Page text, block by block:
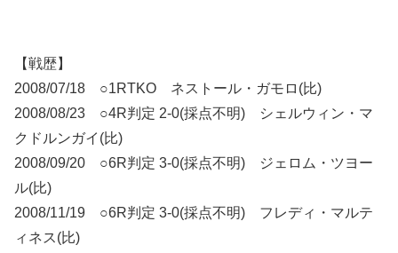
【戦歴】
2008/07/18 ○1RTKO ネストール・ガモロ(比)
2008/08/23 ○4R判定 2-0(採点不明) シェルウィン・マ
クドルンガイ(比)
2008/09/20 ○6R判定 3-0(採点不明) ジェロム・ツヨー
ル(比)
2008/11/19 ○6R判定 3-0(採点不明) フレディ・マルテ
ィネス(比)